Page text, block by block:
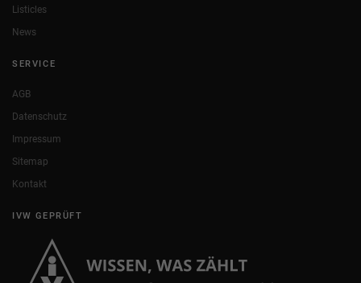
Listicles
News
SERVICE
AGB
Datenschutz
Impressum
Sitemap
Kontakt
IVW GEPRÜFT